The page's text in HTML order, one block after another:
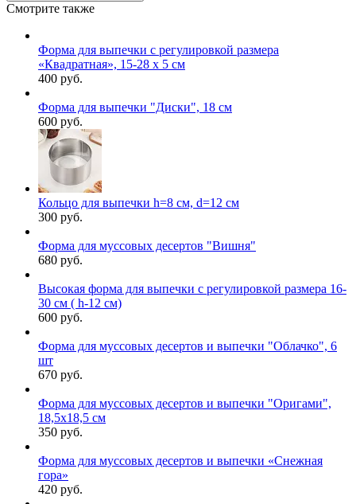
Смотрите также
Форма для выпечки с регулировкой размера
«Квадратная», 15-28 х 5 см
400 руб.
Форма для выпечки "Диски", 18 см
600 руб.
Кольцо для выпечки h=8 см, d=12 см
300 руб.
Форма для муссовых десертов "Вишня"
680 руб.
Высокая форма для выпечки с регулировкой размера 16-
30 см ( h-12 см)
600 руб.
Форма для муссовых десертов и выпечки "Облачко", 6
шт
670 руб.
Форма для муссовых десертов и выпечки "Оригами",
18,5х18,5 см
350 руб.
Форма для муссовых десертов и выпечки «Снежная
гора»
420 руб.